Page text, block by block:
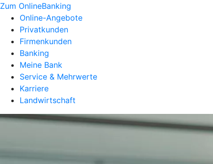
Zum OnlineBanking
Online-Angebote
Privatkunden
Firmenkunden
Banking
Meine Bank
Service & Mehrwerte
Karriere
Landwirtschaft